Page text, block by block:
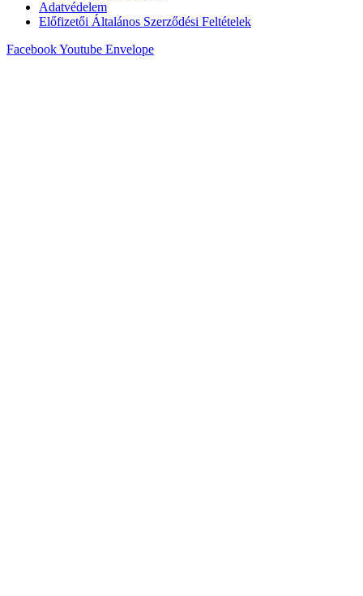
Adatvédelem
Előfizetői Általános Szerződési Feltételek
FacebookYoutube Envelope